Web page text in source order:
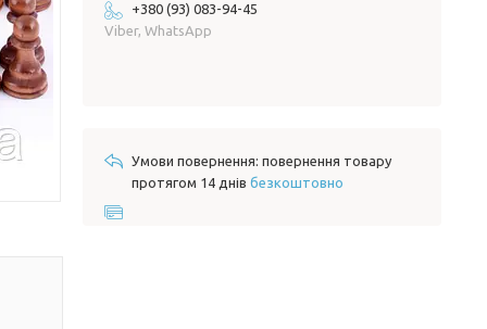
+380 (93) 083-94-45
Viber, WhatsApp
повернення товару
протягом 14 днів безкоштовно